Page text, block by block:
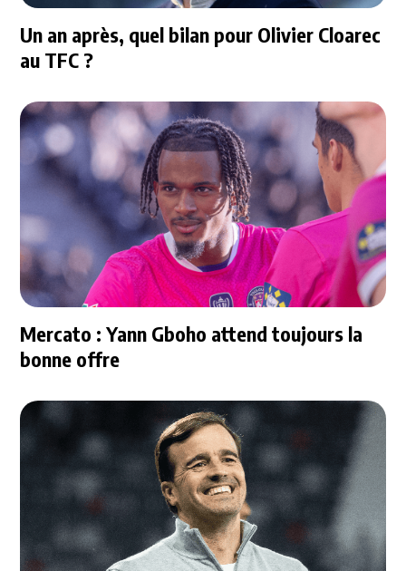
Un an après, quel bilan pour Olivier Cloarec
au TFC ?
Mercato : Yann Gboho attend toujours la
bonne offre